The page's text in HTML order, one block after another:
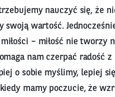
nauczyć się, że
swoją wartość.
– miłość nie tworzy
nam czerpać radość
o sobie myślimy, lepiej
mamy poczucie, że